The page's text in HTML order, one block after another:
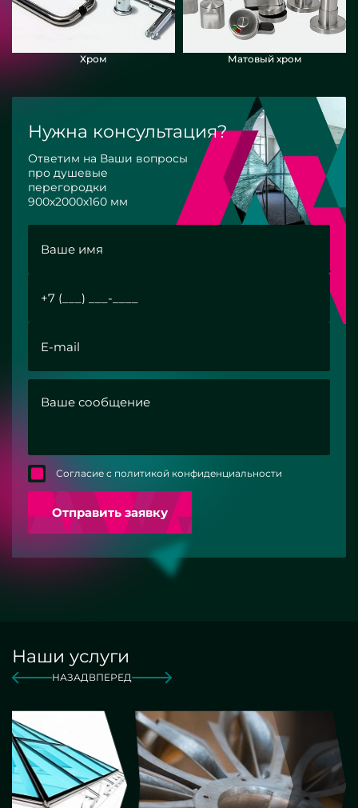
Хром Матовый хром
Нужна консультация?
Ответим на Ваши вопросы
про душевые
перегородки
900х2000х160 мм
Согласие с политикой конфиденциальности
Отправить заявку
Наши услуги
НАЗАДВПЕРЕД